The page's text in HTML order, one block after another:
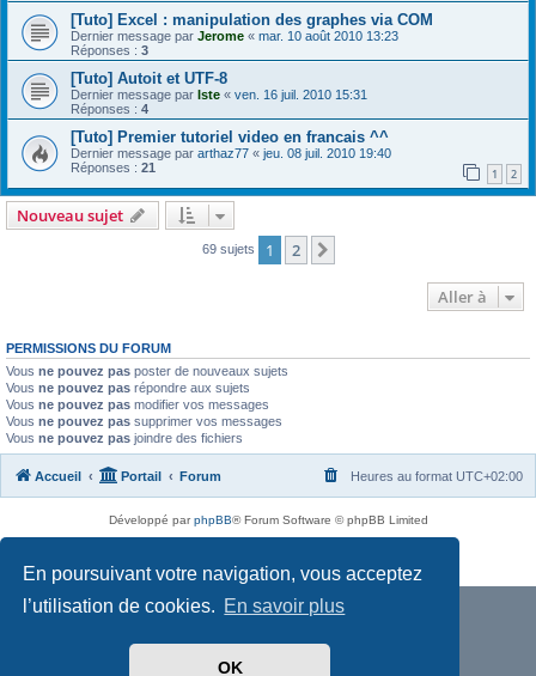
En poursuivant votre navigation, vous acceptez
l’utilisation de cookies. En savoir plus
OK
[Tuto] Excel : manipulation des graphes via COM
Dernier message par Jerome « mar. 10 août 2010 13:23
Réponses : 3
[Tuto] Autoit et UTF-8
Dernier message par Iste « ven. 16 juil. 2010 15:31
Réponses : 4
[Tuto] Premier tutoriel video en francais ^^
Dernier message par arthaz77 « jeu. 08 juil. 2010 19:40
Réponses : 21 1 2
Nouveau sujet
69 sujets 1 2
Aller à
PERMISSIONS DU FORUM
Vous ne pouvez pas poster de nouveaux sujets
Vous ne pouvez pas répondre aux sujets
Vous ne pouvez pas modifier vos messages
Vous ne pouvez pas supprimer vos messages
Vous ne pouvez pas joindre des fichiers
Accueil Portail Forum Heures au format UTC+02:00
Développé parphpBB® Forum Software © phpBB Limited
Traduit parphpBB-fr.com